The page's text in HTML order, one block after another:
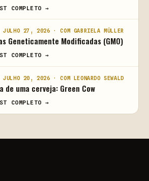
COMPLETO →
JULHO 27, 2026 · COM GABRIELA MÜLLER
Geneticamente Modificadas (GMO)
COMPLETO →
JULHO 20, 2026 · COM LEONARDO SEWALD
de uma cerveja: Green Cow
COMPLETO →